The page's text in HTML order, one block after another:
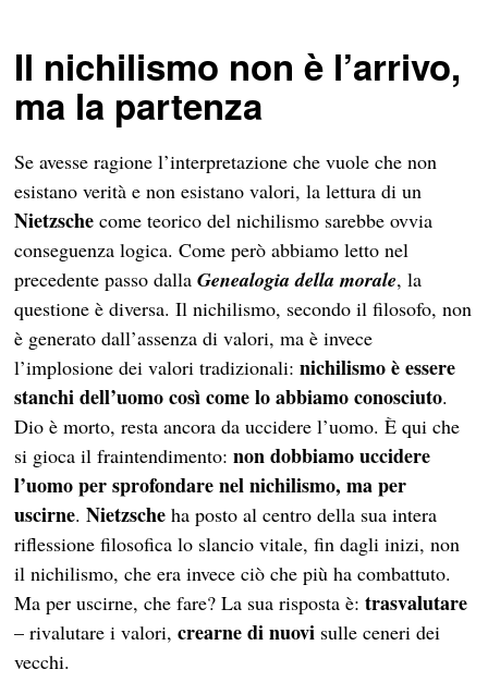
Il nichilismo non è l’arrivo,
ma la partenza
Se avesse ragione l’interpretazione che vuole che non
esistano verità e non esistano valori, la lettura di un
Nietzsche come teorico del nichilismo sarebbe ovvia
conseguenza logica. Come però abbiamo letto nel
precedente passo dallaGenealogia della morale, la
questione è diversa. Il nichilismo, secondo il filosofo, non
è generato dall’assenza di valori, ma è invece
l’implosione dei valori tradizionali:nichilismo è essere
stanchi dell’uomo così come lo abbiamo conosciuto.
Dio è morto, resta ancora da uccidere l’uomo. È qui che
si gioca il fraintendimento:non dobbiamo uccidere
l’uomo per sprofondare nel nichilismo, ma per
uscirne.Nietzsche ha posto al centro della sua intera
riflessione filosofica lo slancio vitale, fin dagli inizi, non
il nichilismo, che era invece ciò che più ha combattuto.
Ma per uscirne, che fare? La sua risposta è:trasvalutare
– rivalutare i valori,crearne di nuovi sulle ceneri dei
vecchi.